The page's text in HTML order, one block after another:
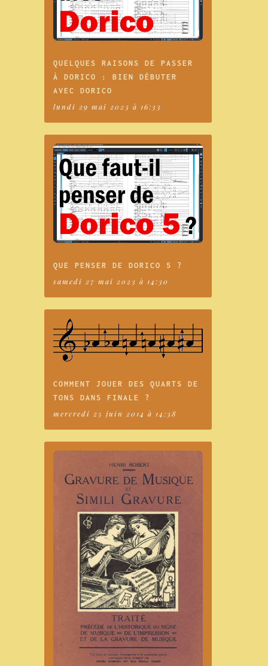
QUELQUES RAISONS DE PASSER
À DORICO : BIEN DÉBUTER
AVEC DORICO
lundi 29 mai 2023 à 16:33
QUE PENSER DE DORICO 5 ?
samedi 27 mai 2023 à 14:30
COMMENT JOUER DES QUARTS DE
TONS DANS FINALE ?
mercredi 25 juin 2014 à 14:38